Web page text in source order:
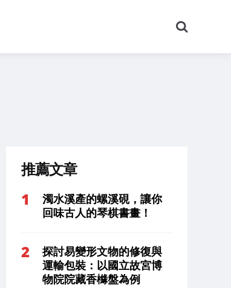
尋
推薦文章
濁水溪產的螺溪硯，讓你
回味古人的琴棋書畫！
探討易變形文物的修復與
運輸包裝：以國立故宮博
物院院藏香櫞盤為例